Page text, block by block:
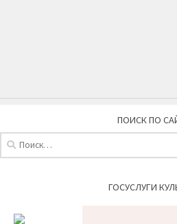
ПОИСК ПО
ГОСУСЛУГИ